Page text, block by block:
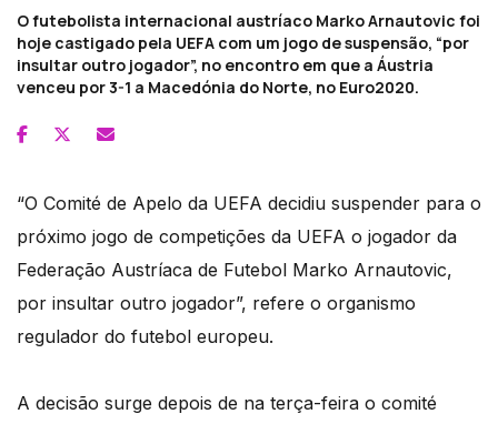
O futebolista internacional austríaco Marko Arnautovic foi
hoje castigado pela UEFA com um jogo de suspensão, “por
insultar outro jogador”, no encontro em que a Áustria
venceu por 3-1 a Macedónia do Norte, no Euro2020.
“O Comité de Apelo da UEFA decidiu suspender para o
próximo jogo de competições da UEFA o jogador da
Federação Austríaca de Futebol Marko Arnautovic,
por insultar outro jogador”, refere o organismo
regulador do futebol europeu.
A decisão surge depois de na terça-feira o comité